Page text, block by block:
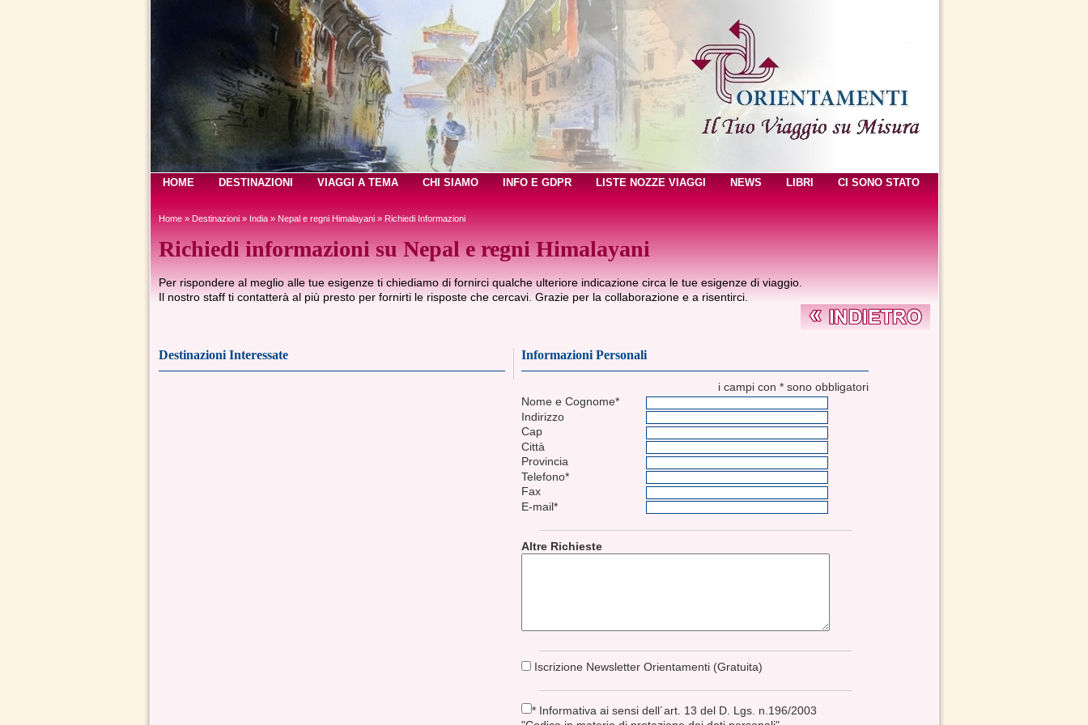
HOME DESTINAZIONI VIAGGI A TEMA CHI SIAMO INFO E GDPR LISTE NOZZE VIAGGI NEWS LIBRI CI SONO STATO
Home» Destinazioni» India» Nepal e regni Himalayani» Richiedi Informazioni
Richiedi informazioni su Nepal e regni Himalayani
Per rispondere al meglio alle tue esigenze ti chiediamo di fornirci qualche ulteriore indicazione circa le tue esigenze di viaggio.
Il nostro staff ti contatterà al più presto per fornirti le risposte che cercavi. Grazie per la collaborazione e a risentirci.
Destinazioni Interessate Informazioni Personali
i campi con * sono obbligatori
Nome e Cognome*
Indirizzo
Cap
Città
Provincia
Telefono*
Fax
E-mail*
Altre Richieste
Iscrizione Newsletter Orientamenti (Gratuita)
* Informativa ai sensi dell´art. 13 del D. Lgs. n.196/2003